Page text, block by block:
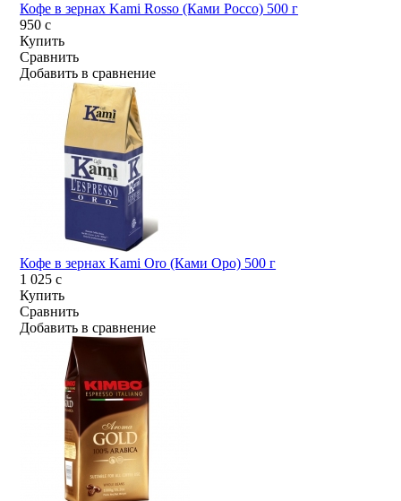
Кофе в зернах Kami Rosso (Ками Россо) 500 г
950c
Купить
Сравнить
Добавить в сравнение
Кофе в зернах Kami Oro (Ками Оро) 500 г
1 025c
Купить
Сравнить
Добавить в сравнение